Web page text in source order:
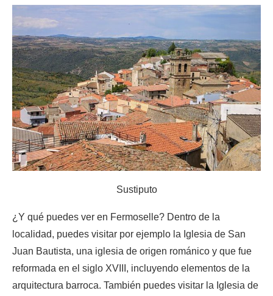
Sustiputo
¿Y qué puedes ver en Fermoselle? Dentro de la
localidad, puedes visitar por ejemplo la Iglesia de San
Juan Bautista, una iglesia de origen románico y que fue
reformada en el siglo XVIII, incluyendo elementos de la
arquitectura barroca. También puedes visitar la Iglesia de